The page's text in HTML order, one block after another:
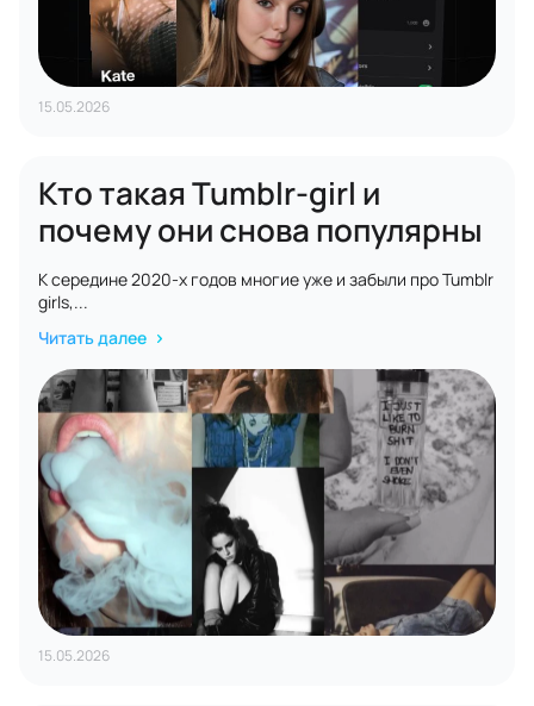
15.05.2026
Кто такая Tumblr-girl и
почему они снова популярны
К середине 2020-х годов многие уже и забыли про Tumblr
girls,...
Читать далее
15.05.2026